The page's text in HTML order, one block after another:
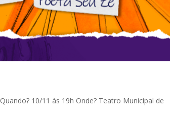
10/11 às 19h Onde? Teatro Municipal de